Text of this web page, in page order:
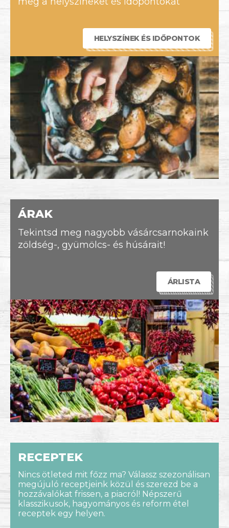
HELYSZÍNEK ÉS IDŐPONTOK
ÁRAK
Tekintsd meg nagyobb vásárcsarnokaink
zöldség-, gyümölcs- és húsárait!
ÁRLISTA
RECEPTEK
Nincs ötleted mit főzz ma? Válassz szezonálisan
megújuló receptjeink közül és szerezd be a
hozzávalókat frissen, a piacról! Népszerű
klasszikusok, hagyományos és reform étel
receptek egy helyen.